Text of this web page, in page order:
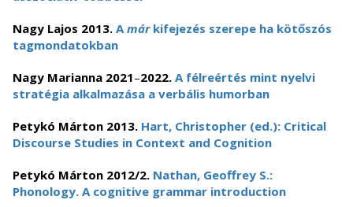
Nagy Lajos 2013. Amárkifejezés szerepe ha kötőszós
tagmondatokban
Nagy Marianna 2021–2022. A félreértés mint nyelvi
stratégia alkalmazása a verbális humorban
Petykó Márton 2013. Hart, Christopher (ed.): Critical
Discourse Studies in Context and Cognition
Petykó Márton 2012/2. Nathan, Geoffrey S.:
Phonology. A cognitive grammar introduction